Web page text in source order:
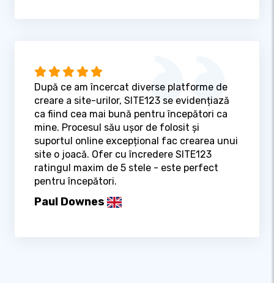
După ce am încercat diverse platforme de
creare a site-urilor, SITE123 se evidențiază
ca fiind cea mai bună pentru începători ca
mine. Procesul său ușor de folosit și
suportul online excepțional fac crearea unui
site o joacă. Ofer cu încredere SITE123
ratingul maxim de 5 stele - este perfect
pentru începători.
Paul Downes